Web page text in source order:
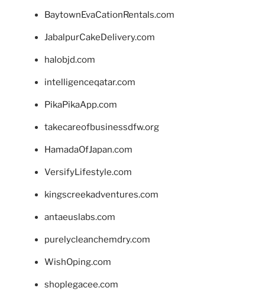
BaytownEvaCationRentals.com
JabalpurCakeDelivery.com
halobjd.com
intelligenceqatar.com
PikaPikaApp.com
takecareofbusinessdfw.org
HamadaOfJapan.com
VersifyLifestyle.com
kingscreekadventures.com
antaeuslabs.com
purelycleanchemdry.com
WishOping.com
shoplegacee.com